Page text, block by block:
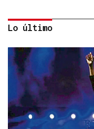
ORÁCULO DAS BURGAS
Lo último